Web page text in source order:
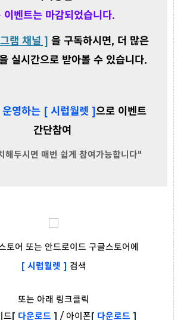
벤트는 마감되었습니다.
램 채널 ] 을 구독하시면, 더 많은
실시간으로 받아볼 수 있습니다.
영하는 [ 시럽월렛 ]으로 이벤트
간단참여
해두시면 매번 쉽게 참여가능합니다"
토어 또는 안드로이드 구글스토어에
[ 시럽월렛 ] 검색
또는 아래 링크클릭
드 [ 다운로드 ] / 아이폰 [ 다운로드 ]